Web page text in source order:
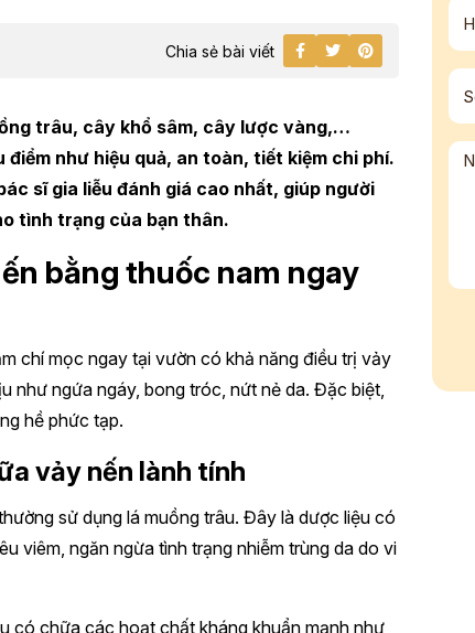
Chia sẻ bài viết
trâu, cây khổ sâm, cây lược vàng,…
như hiệu quả, an toàn, tiết kiệm chi phí.
sĩ gia liễu đánh giá cao nhất, giúp người
tình trạng của bạn thân.
bằng thuốc nam ngay
chí mọc ngay tại vườn có khả năng điều trị vảy
như ngứa ngáy, bong tróc, nứt nẻ da. Đặc biệt,
hề phức tạp.
vảy nến lành tính
sử dụng lá muồng trâu. Đây là dược liệu có
viêm, ngăn ngừa tình trạng nhiễm trùng da do vi
có chữa các hoạt chất kháng khuẩn mạnh như